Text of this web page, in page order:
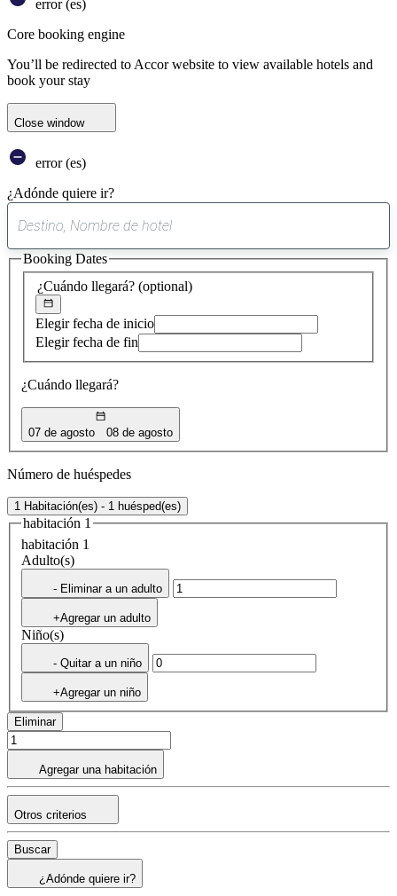
error (es)
Core booking engine
You’ll be redirected to Accor website to view available hotels and
book your stay
Close window
error (es)
¿Adónde quiere ir?
sugerencia
encontrada
¿Cuándo llegará? (optional)
Elegir fecha de inicio
Elegir fecha de fin
¿Cuándo llegará?
07 de agosto 08 de agosto
Booking Dates
Número de huéspedes
1 Habitación(es) - 1 huésped(es)
habitación 1
habitación 1
Adulto(s)
- Eliminar a un adulto
+Agregar un adulto
Niño(s)
- Quitar a un niño
+Agregar un niño
Eliminar
Agregar una habitación
Otros criterios
Buscar
¿Adónde quiere ir?